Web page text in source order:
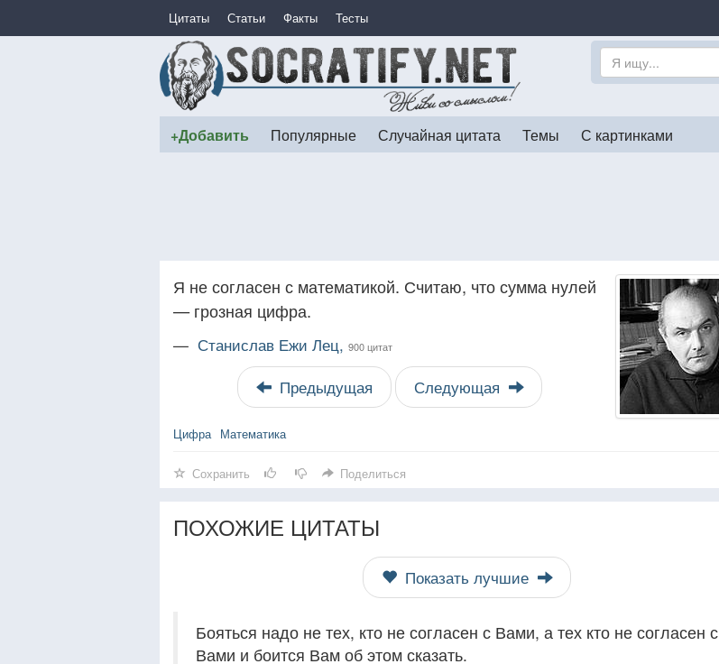
Цитаты Статьи Факты Тесты
+Добавить Популярные Случайная цитата Темы С картинками
Я не согласен с математикой. Считаю, что сумма нулей
— грозная цифра.
— Станислав Ежи Лец, 900 цитат
Предыдущая Следующая
Цифра Математика
Сохранить Поделиться
ПОХОЖИЕ ЦИТАТЫ
Показать лучшие
Бояться надо не тех, кто не согласен с Вами, а тех кто не согласен с
Вами и боится Вам об этом сказать.